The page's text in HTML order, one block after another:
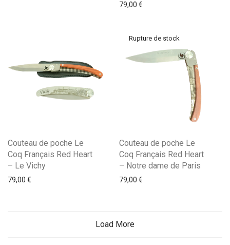
79,00 €
Couteau de poche Le
Coq Français Red Heart
– Le Vichy
79,00 €
Couteau de poche Le
Coq Français Red Heart
– Notre dame de Paris
79,00 €
Load More